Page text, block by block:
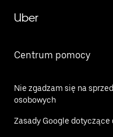
Uber
Centrum pomocy
Nie zgadzam się na
osobowych
Zasady Google dotyczące